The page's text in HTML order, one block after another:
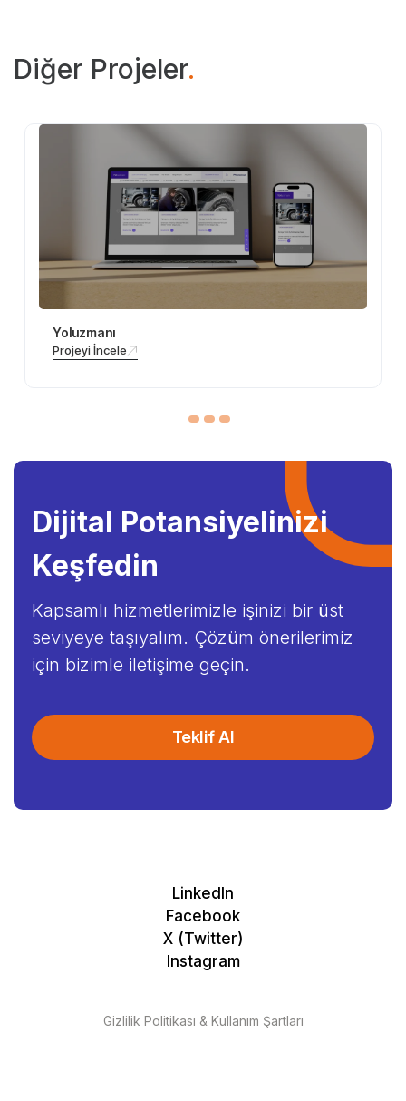
Diğer Projeler.
Yoluzmanı
Projeyi İncele
Dijital Potansiyelinizi
Keşfedin
Kapsamlı hizmetlerimizle işinizi bir üst
seviyeye taşıyalım. Çözüm önerilerimiz
için bizimle iletişime geçin.
Teklif Al
LinkedIn
Facebook
X (Twitter)
Instagram
Gizlilik Politikası & Kullanım Şartları